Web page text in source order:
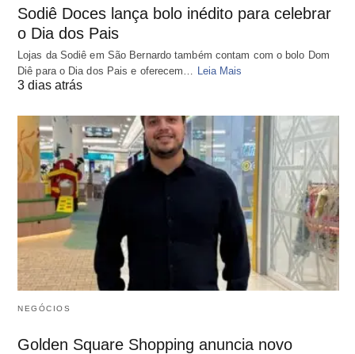
Sodiê Doces lança bolo inédito para celebrar
o Dia dos Pais
Lojas da Sodiê em São Bernardo também contam com o bolo Dom
Diê para o Dia dos Pais e oferecem… Leia Mais
3 dias atrás
NEGÓCIOS
Golden Square Shopping anuncia novo